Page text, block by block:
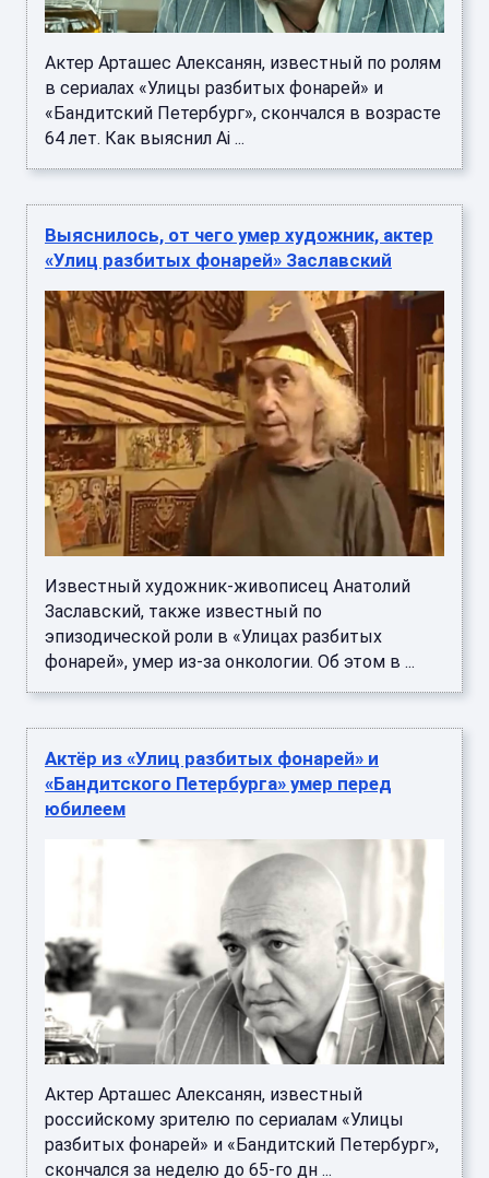
Актер Арташес Алексанян, известный по ролям
в сериалах «Улицы разбитых фонарей» и
«Бандитский Петербург», скончался в возрасте
64 лет. Как выяснил Ai ...
Выяснилось, от чего умер художник, актер
«Улиц разбитых фонарей» Заславский
Известный художник-живописец Анатолий
Заславский, также известный по
эпизодической роли в «Улицах разбитых
фонарей», умер из-за онкологии. Об этом в ...
Актёр из «Улиц разбитых фонарей» и
«Бандитского Петербурга» умер перед
юбилеем
Актер Арташес Алексанян, известный
российскому зрителю по сериалам «Улицы
разбитых фонарей» и «Бандитский Петербург»,
скончался за неделю до 65-го дн ...